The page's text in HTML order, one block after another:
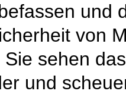
und
von
sehen
und